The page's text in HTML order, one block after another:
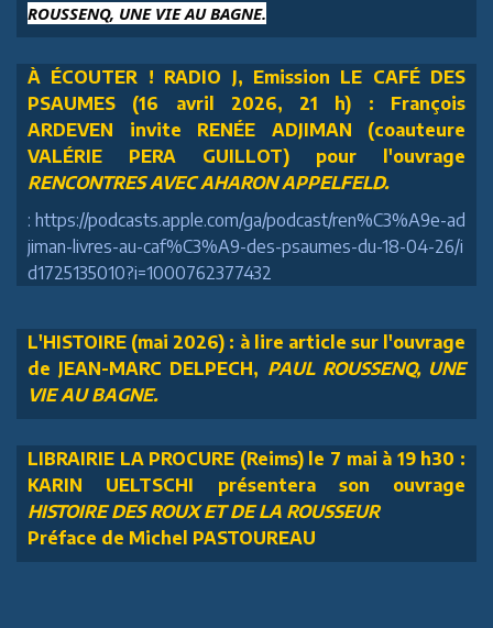
ROUSSENQ, UNE VIE AU BAGNE.
À ÉCOUTER ! RADIO J, Emission LE CAFÉ DES
PSAUMES (16 avril 2026, 21 h) : François
ARDEVEN invite RENÉE ADJIMAN (coauteure
VALÉRIE PERA GUILLOT) pour l'ouvrage
RENCONTRES AVEC AHARON APPELFELD.
: https://podcasts.apple.com/ga/podcast/ren%C3%A9e-ad
jiman-livres-au-caf%C3%A9-des-psaumes-du-18-04-26/i
d1725135010?i=1000762377432
L'HISTOIRE (mai 2026) : à lire article sur l'ouvrage
de JEAN-MARC DELPECH, PAUL ROUSSENQ, UNE
VIE AU BAGNE.
LIBRAIRIE LA PROCURE (Reims) le 7 mai à 19 h30 :
KARIN UELTSCHI présentera son ouvrage
HISTOIRE DES ROUX ET DE LA ROUSSEUR
Préface de Michel PASTOUREAU